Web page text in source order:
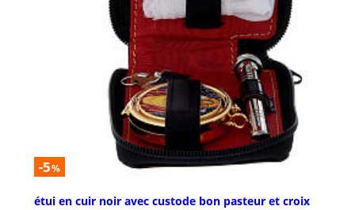
-5%
étui en cuir noir avec custode bon pasteur et croix